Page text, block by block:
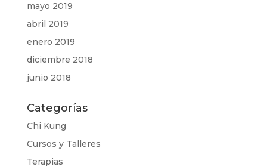
mayo 2019
abril 2019
enero 2019
diciembre 2018
junio 2018
Categorías
Chi Kung
Cursos y Talleres
Terapias